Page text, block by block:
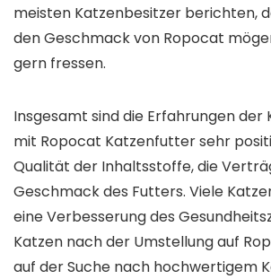
meisten Katzenbesitzer berichten,
den Geschmack von Ropocat
gern fressen.
Insgesamt sind die Erfahrungen der
mit Ropocat Katzenfutter sehr
Qualität der Inhaltsstoffe, die
Geschmack des Futters. Viele
eine Verbesserung des
Katzen nach der Umstellung auf
auf der Suche nach hochwertigem